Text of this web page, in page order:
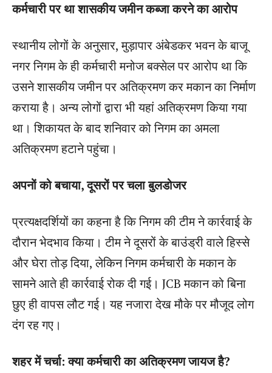
कर्मचारी पर था शासकीय जमीन कब्जा करने का आरोप
स्थानीय लोगों के अनुसार, मुड़ापार अंबेडकर भवन के बाजू
नगर निगम के ही कर्मचारी मनोज बक्सेल पर आरोप था कि
उसने शासकीय जमीन पर अतिक्रमण कर मकान का निर्माण
कराया है। अन्य लोगों द्वारा भी यहां अतिक्रमण किया गया
था। शिकायत के बाद शनिवार को निगम का अमला
अतिक्रमण हटाने पहुंचा।
अपनों को बचाया, दूसरों पर चला बुलडोजर
प्रत्यक्षदर्शियों का कहना है कि निगम की टीम ने कार्रवाई के
दौरान भेदभाव किया। टीम ने दूसरों के बाउंड्री वाले हिस्से
और घेरा तोड़ दिया, लेकिन निगम कर्मचारी के मकान के
सामने आते ही कार्रवाई रोक दी गई। JCB मकान को बिना
छुए ही वापस लौट गई। यह नजारा देख मौके पर मौजूद लोग
दंग रह गए।
शहर में चर्चा: क्या कर्मचारी का अतिक्रमण जायज है?